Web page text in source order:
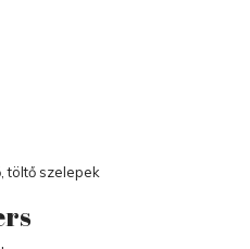
töltő szelepek